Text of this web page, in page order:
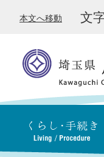
本文へ移動 文